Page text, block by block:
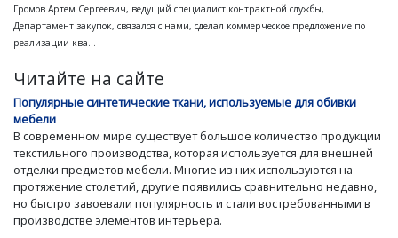
Громов Артем Сергеевич, ведущий специалист контрактной службы,
Департамент закупок, связался с нами, сделал коммерческое предложение по
реализации ква...
Читайте на сайте
Популярные синтетические ткани, используемые для обивки
мебели
В современном мире существует большое количество продукции
текстильного производства, которая используется для внешней
отделки предметов мебели. Многие из них используются на
протяжение столетий, другие появились сравнительно недавно,
но быстро завоевали популярность и стали востребованными в
производстве элементов интерьера.